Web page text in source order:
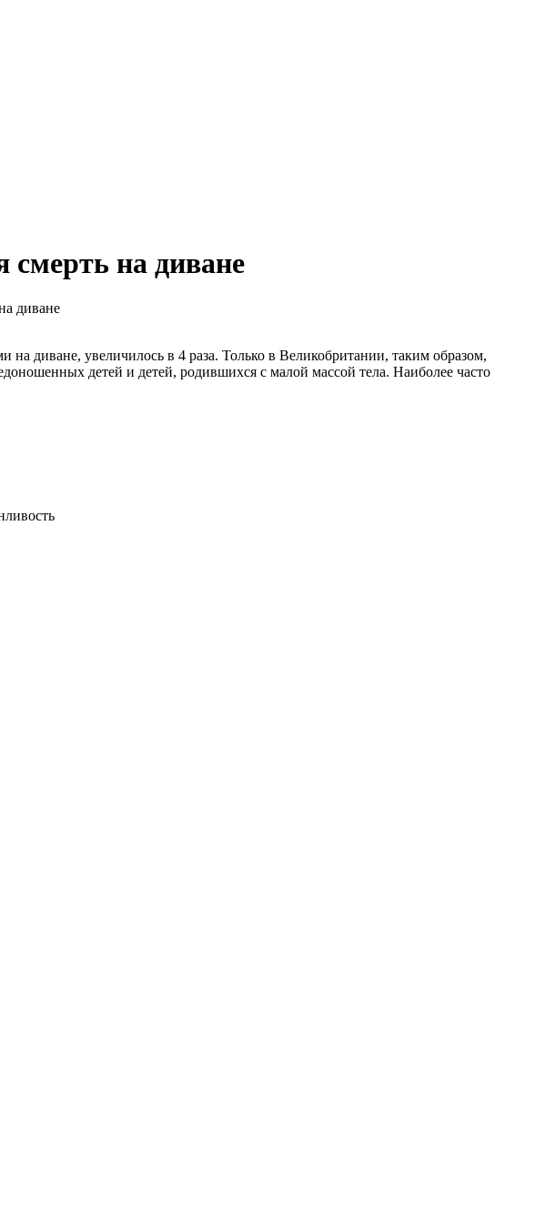
смерть на диване
диване
диване, увеличилось в 4 раза. Только в Великобритании, таким образом,
детей и детей, родившихся с малой массой тела. Наиболее часто